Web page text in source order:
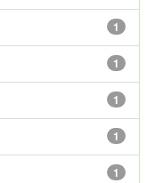
1
1
1
1
1